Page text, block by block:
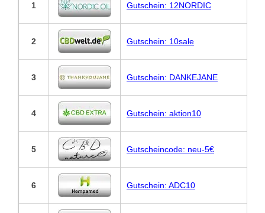
1 Gutschein: 12NORDIC
2 Gutschein: 10sale
3 Gutschein: DANKEJANE
4 Gutschein: aktion10
5 Gutscheincode: neu-5€
6 Gutschein: ADC10